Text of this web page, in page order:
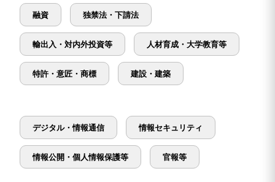
融資 独禁法・下請法
輸出入・対内外投資等 人材育成・大学教育等
特許・意匠・商標 建設・建築
デジタル・情報通信 情報セキュリティ
情報公開・個人情報保護等 官報等